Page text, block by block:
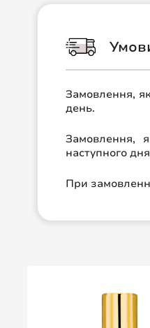
Замовлення,
день.
Замовлення,
наступного
При